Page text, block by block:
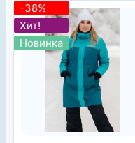
-38%
Хит!
Новинка